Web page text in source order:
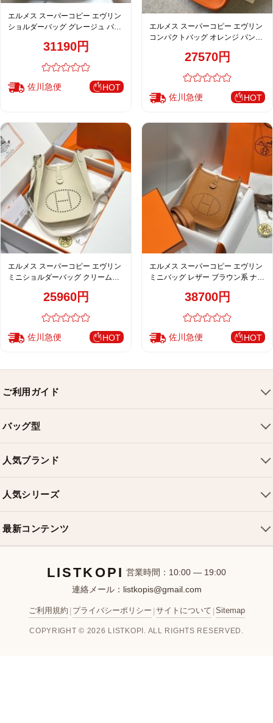
エルメス スーパーコピー エヴリン
ショルダーバッグ グレージュ パン
31190円
佐川急便 HOT
エルメス スーパーコピー エヴリン
コンパクトバッグ オレンジ パンチ
27570円
佐川急便 HOT
エルメス スーパーコピー エヴリン
ミニショルダーバッグ クリームホ
25960円
佐川急便 HOT
エルメス スーパーコピー エヴリン
ミニバッグ レザー ブラウン系 ナチ
38700円
佐川急便 HOT
ご利用ガイド
配送について
返品・交換
お問い合わせ
バッグ型
ショルダーバッグ
クロスボディバッグ
ミニバッグ
バケットバッグ
人気ブランド
シャネルバッグ
ディオールバッグ
人気シリーズ
最新コンテンツ
新着アイテム
ブランドカテゴリ
お客様レビュー
LISTKOPI 営業時間：10:00 — 19:00
連絡メール： listkopis@gmail.com
ご利用規約 プライバシーポリシー サイトについて Sitemap
COPYRIGHT © 2026 LISTKOPI. ALL RIGHTS RESERVED.